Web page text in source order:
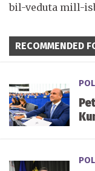
bil-veduta mill-
RECOMMENDED